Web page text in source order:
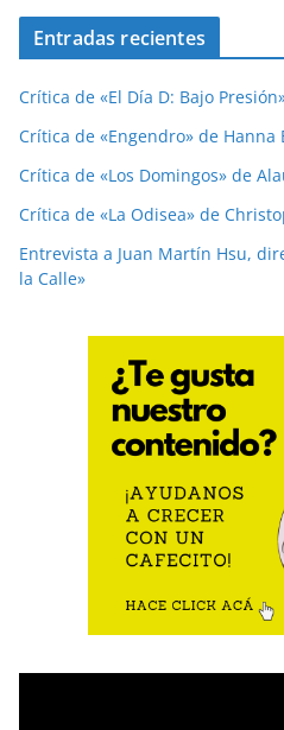
Entradas recientes
Crítica de «El Día D: Bajo
Crítica de «Engendro» de Hanna
Crítica de «Los Domingos» de
Crítica de «La Odisea» de
Entrevista a Juan Martín Hsu,
la Calle»